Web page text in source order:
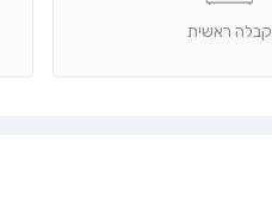
קבלה ראשית